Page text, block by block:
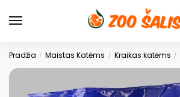
Pradžia / Maistas Katėms / Kraikas katėms /